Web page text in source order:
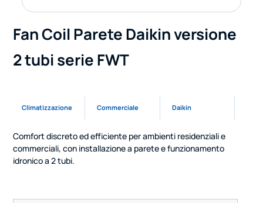
Fan Coil Parete Daikin versione
2 tubi serie FWT
Climatizzazione Commerciale Daikin
Comfort discreto ed efficiente per ambienti residenziali e
commerciali, con installazione a parete e funzionamento
idronico a 2 tubi.